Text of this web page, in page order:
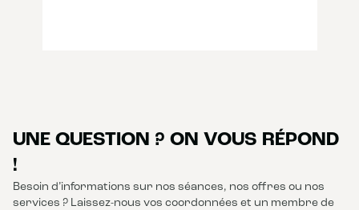
UNE QUESTION ? ON VOUS RÉPOND
!
Besoin d’informations sur nos séances, nos offres ou nos
services ? Laissez-nous vos coordonnées et un membre de